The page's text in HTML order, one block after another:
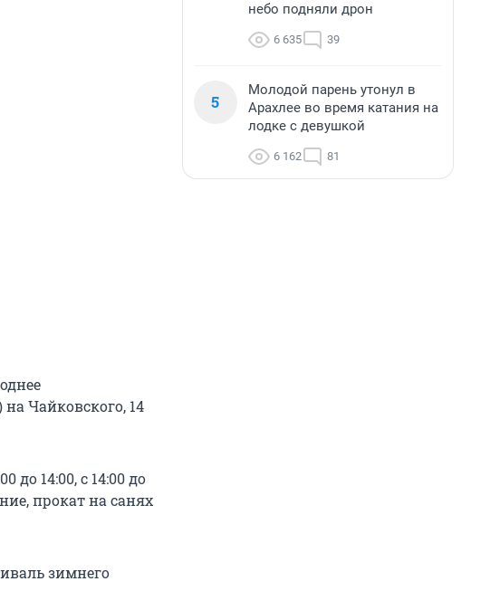
на Чайковского, 14
до 14:00, с 14:00 до
прокат на санях
зимнего
небо подняли дрон
6 635 39
5
Молодой парень утонул в
Арахлее во время катания на
лодке с девушкой
6 162 81